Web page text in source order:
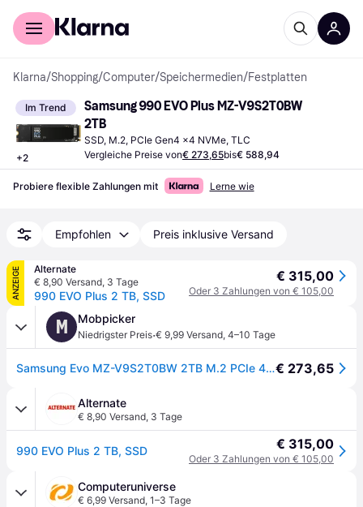
Für Shopper
Klarna/Shopping/Computer/Speichermedien/Festplatten
Im Trend
+2
Samsung 990 EVO Plus MZ-V9S2T0BW
2TB
SSD, M.2, PCIe Gen4 x4 NVMe, TLC
Vergleiche Preise von€ 273,65bis€ 588,94
Probiere flexible Zahlungen mit Lerne wie
Empfohlen Preis inklusive Versand
ANZEIGE
Alternate
€ 8,90 Versand, 3 Tage
990 EVO Plus 2 TB, SSD
€ 315,00
Oder 3 Zahlungen von € 105,00
M Mobpicker
Niedrigster Preis·€ 9,99 Versand, 4–10 Tage
Samsung Evo MZ-V9S2T0BW 2TB M.2 PCIe 4.0 x4 SSD Drive€ 273,65
Alternate
€ 8,90 Versand, 3 Tage
990 EVO Plus 2 TB, SSD € 315,00
Oder 3 Zahlungen von € 105,00
Computeruniverse
€ 6,99 Versand, 1–3 Tage